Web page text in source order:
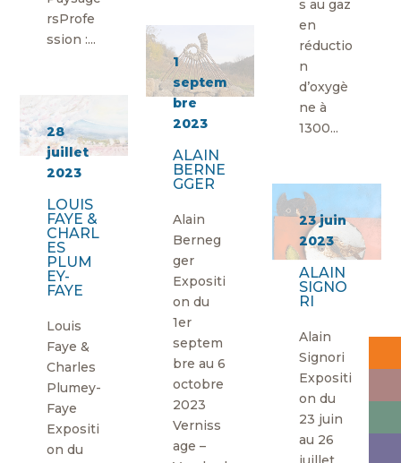
rsProfe
ssion :...
s au gaz
en
réductio
n
d’oxygè
ne à
1300...
1
septem
bre
2023
ALAIN
BERNE
GGER
Alain
Berneg
ger
Expositi
on du
1er
septem
bre au 6
octobre
2023
Verniss
age –
28
juillet
2023
LOUIS
FAYE &
CHARL
ES
PLUM
EY-
FAYE
Louis
Faye &
Charles
Plumey-
Faye
Expositi
on du
23 juin
2023
ALAIN
SIGNO
RI
Alain
Signori
Expositi
on du
23 juin
au 26